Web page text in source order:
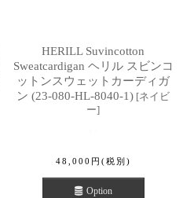
HERILL Suvincotton
Sweatcardigan ヘリル スビンコ
ットンスウェットカーディガ
ン (23-080-HL-8040-1) [ネイビ
ー]
48,000 円 (税別)
Option